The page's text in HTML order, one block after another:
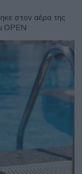
στον αέρα της
OPEN